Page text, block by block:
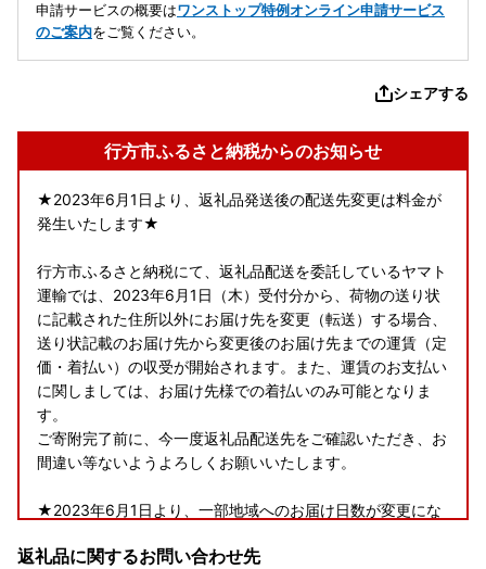
申請サービスの概要はワンストップ特例オンライン申請サービス
のご案内をご覧ください。
シェアする
行方市ふるさと納税からのお知らせ
★2023年6月1日より、返礼品発送後の配送先変更は料金が
発生いたします★
行方市ふるさと納税にて、返礼品配送を委託しているヤマト
運輸では、2023年6月1日（木）受付分から、荷物の送り状
に記載された住所以外にお届け先を変更（転送）する場合、
送り状記載のお届け先から変更後のお届け先までの運賃（定
価・着払い）の収受が開始されます。また、運賃のお支払い
に関しましては、お届け先様での着払いのみ可能となりま
す。
ご寄附完了前に、今一度返礼品配送先をご確認いただき、お
間違い等ないようよろしくお願いいたします。
★2023年6月1日より、一部地域へのお届け日数が変更にな
返礼品に関するお問い合わせ先